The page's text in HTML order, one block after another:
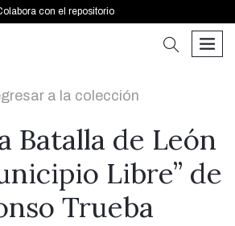
con el repositorio
buscar
a la colección
Batalla de León
Libre” de
Trueba